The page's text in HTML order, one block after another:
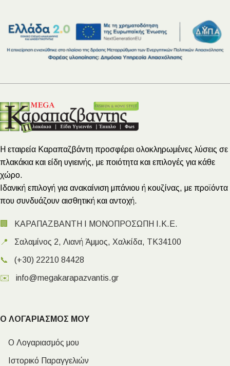
Η εταιρεία Καραπαζβάντη προσφέρει ολοκληρωμένες λύσεις σε
πλακάκια και είδη υγιεινής, με ποιότητα και επιλογές για κάθε
χώρο.
Ιδανική επιλογή για ανακαίνιση μπάνιου ή κουζίνας, με προϊόντα
που συνδυάζουν αισθητική και αντοχή.
🏢 ΚΑΡΑΠΑΖΒΑΝΤΗ Ι ΜΟΝΟΠΡΟΣΩΠΗ Ι.Κ.Ε.
📍 Σαλαμίνος 2, Λιανή Άμμος, Χαλκίδα, ΤΚ34100
📞 (+30) 22210 84428
✉️ info@megakarapazvantis.gr
Ο ΛΟΓΑΡΙΑΣΜΟΣ ΜΟΥ
Ο Λογαριασμός μου
Ιστορικό Παραγγελιών